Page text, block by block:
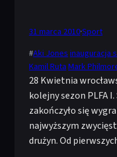
31 marca 2010·Sport
#Aki Jonesinauguracja
Kamil RutaMark
28 Kwietnia
kolejny sezon PLFA
zakończyło się
najwyższym
drużyn. Od